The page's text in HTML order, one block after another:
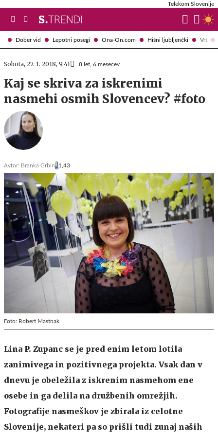
Dober vid Lepotni posegi Ona-On.com Hišni ljubljenčki Vrt
Telekom Slovenije
Sobota, 27. 1. 2018, 9.41 8 let, 6 mesecev
Kaj se skriva za iskrenimi
nasmehi osmih Slovencev? #foto
Avtor: Branka Grbin 1,43
Foto: Robert Mastnak
Lina P. Zupanc se je pred enim letom lotila
zanimivega in pozitivnega projekta. Vsak dan v
dnevu je obeležila z iskrenim nasmehom ene
osebe in ga delila na družbenih omrežjih.
Fotografije nasmeškov je zbirala iz celotne
Slovenije, nekateri pa so prišli tudi zunaj naših